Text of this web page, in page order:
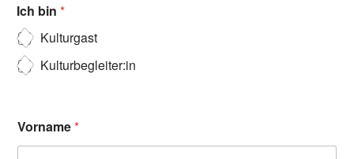
Ich bin *
Kulturgast
Kulturbegleiter:in
Vorname*